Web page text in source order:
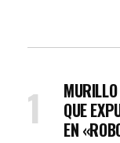
QUE
EN